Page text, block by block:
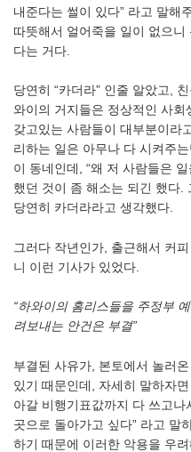
내준다는 썰이 있다” 라고 말해
따뜻해서 얼어죽을 일이 없으
다는 거다.
당연히 “카더라” 인줄 알았고,
와이의 거지들은 정상적인 사
갖고있는 사람들이 대부분이라
리하는 일은 아무나 다 시켜주
이 동네인데, “왜 저 사람들은
했던 것이 좀 해소는 되긴 했다.
당연히 카더라라고 생각했다.
그러다 작년인가, 출근해서 커
니 이런 기사가 있었다.
“하와이의 홈리스들을 주정부
려보내는 안건은 부결”
부결된 사유가, 본토에서 놀러
있기 때문인데, 자세히 말하자
아갈 비행기표값까지 다 쓰고나
곳으로 돌아가고 싶다” 라고 말
하기 때문에 이러한 악용을 우려